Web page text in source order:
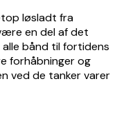
løsladt fra
en del af det
alle bånd til fortidens
forhåbninger og
ved de tanker varer